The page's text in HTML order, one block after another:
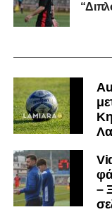
Όταν αποφασίσει
πολύ μικρή.
Ακολουθήστε το
μαθαίνετε πρώτοι
υπόλοιπο κόσμο.
μαθαίνετε σε
–